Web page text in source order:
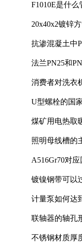
F1010E是什么
20x40x2镀锌
抗渗混凝土中
法兰PN25和
消费者对洗衣
U型螺栓的国
煤矿用电热取
照明母线槽的
A516Gr70对
镀镍钢带可以
计量泵如何达
联轴器的轴孔
不锈钢材质厚